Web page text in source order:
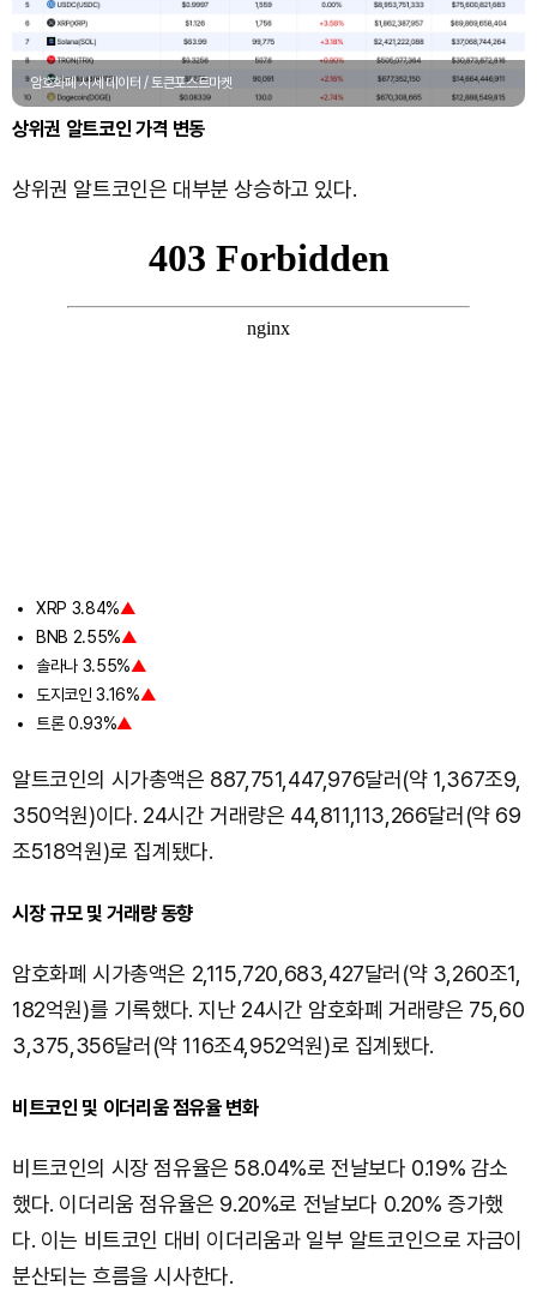
암호화폐 시세 데이터 / 토큰포스트마켓
상위권 알트코인 가격 변동
상위권 알트코인은 대부분 상승하고 있다.
XRP 3.84%▲
BNB 2.55%▲
솔라나 3.55%▲
도지코인 3.16%▲
트론 0.93%▲
알트코인의 시가총액은 887,751,447,976달러(약 1,367조9,
350억원)이다. 24시간 거래량은 44,811,113,266달러(약 69
조518억원)로 집계됐다.
시장 규모 및 거래량 동향
암호화폐 시가총액은 2,115,720,683,427달러(약 3,260조1,
182억원)를 기록했다. 지난 24시간 암호화폐 거래량은 75,60
3,375,356달러(약 116조4,952억원)로 집계됐다.
비트코인 및 이더리움 점유율 변화
비트코인의 시장 점유율은 58.04%로 전날보다 0.19% 감소
했다. 이더리움 점유율은 9.20%로 전날보다 0.20% 증가했
다. 이는 비트코인 대비 이더리움과 일부 알트코인으로 자금이
분산되는 흐름을 시사한다.